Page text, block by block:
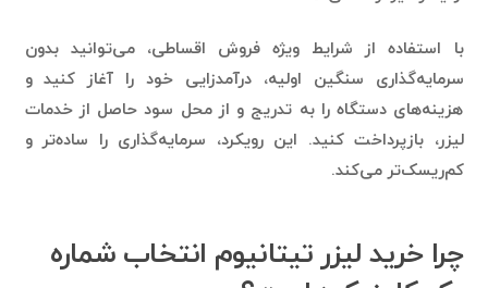
سرمایه‌گذاری سنگین اولیه، درآمدزایی خود را آغاز کنید و
هزینه‌های دستگاه را به تدریج و از محل سود حاصل از خدمات
لیزر، بازپرداخت کنید. این رویکرد، سرمایه‌گذاری را ساده‌تر و
کم‌ریسک‌تر می‌کند.
یک کلینیک‌هاست؟